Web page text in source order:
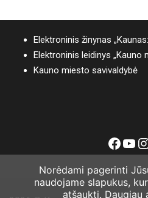
Elektroninis žinynas
Elektroninis leidinys „Kauno
Kauno miesto savivaldybė
Norėdami pagerinti
naudojame slapukus,
atšaukti. Daugiau